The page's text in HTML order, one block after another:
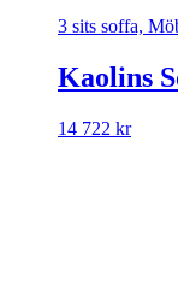
3 sits soffa,
Kaolins
14 722 kr